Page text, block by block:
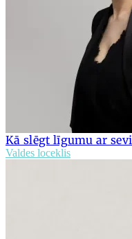
Kā slēgt līgumu ar sevi
Valdes loceklis